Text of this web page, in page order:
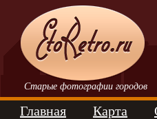
Старые фотографии городов
Главная Карта